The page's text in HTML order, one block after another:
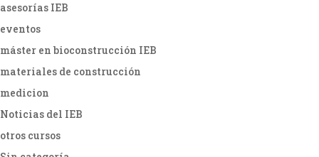
asesorías IEB
eventos
máster en bioconstrucción IEB
materiales de construcción
medicion
Noticias del IEB
otros cursos